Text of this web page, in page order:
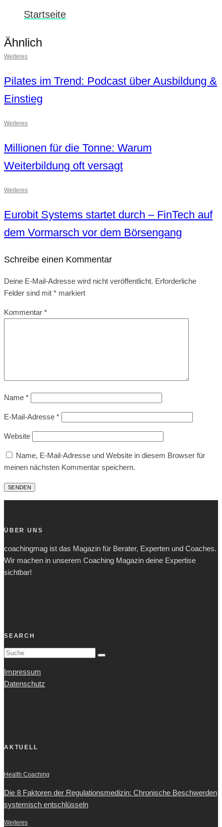
Startseite
Ähnlich
Weiteres
Pilates im Trend: Podcast über Ausbildung &
Einstieg
Weiteres
Millionen für die Tonne: Warum
Weiterbildung oft versagt
Weiteres
Eurobit Systems startet durch – FinTech auf
dem Vormarsch vor dem Börsengang
Schreibe einen Kommentar
Deine E-Mail-Adresse wird nicht veröffentlicht. Erforderliche
Felder sind mit * markiert
Kommentar *
Name *
E-Mail-Adresse *
Website
Name, E-Mail-Adresse und Website in diesem Browser für
meinen nächsten Kommentar speichern.
ÜBER UNS
coachingmag ist das Magazin für Berater, Experten und Coaches.
Wir machen in unserem Coaching Magazin deine Expertise
sichtbar!
SEARCH
Impressum
Datenschutz
AKTUELL
Health Coaching
Die 8 Faktoren der Regulationsmedizin: Chronische Beschwerden
systemisch entschlüsseln
Weiteres